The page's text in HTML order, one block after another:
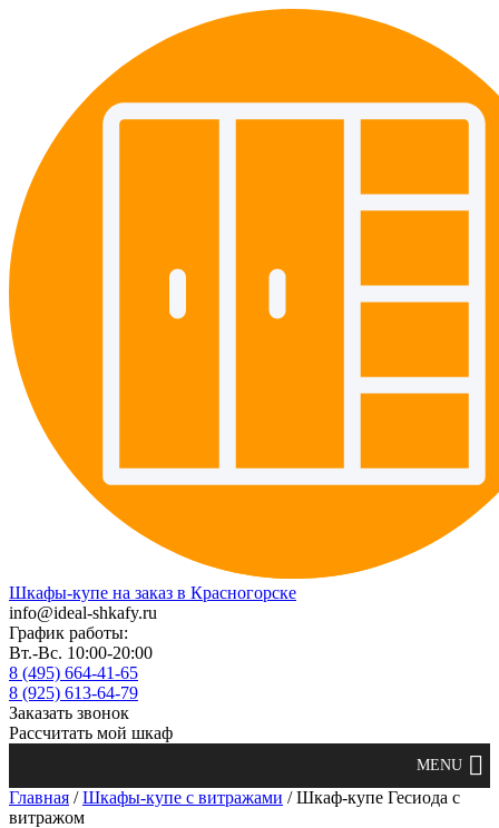
Шкафы-купе на заказ в Красногорске
info@ideal-shkafy.ru
График работы:
Вт.-Вс. 10:00-20:00
8 (495) 664-41-65
8 (925) 613-64-79
Заказать звонок
Рассчитать мой шкаф
Главная /Шкафы-купе с витражами / Шкаф-купе Гесиода с
витражом